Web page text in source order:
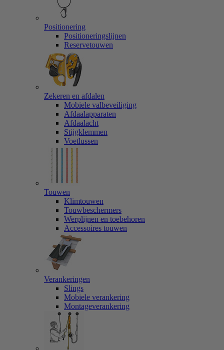
Positionering
Positioneringslijnen
Reservetouwen
Zekeren en afdalen
Mobiele valbeveiliging
Afdaalapparaten
Afdaalacht
Stijgklemmen
Voetlussen
Touwen
Klimtouwen
Touwbeschermers
Werplijnen en toebehoren
Accessoires touwen
Verankeringen
Slings
Mobiele verankering
Montageverankering